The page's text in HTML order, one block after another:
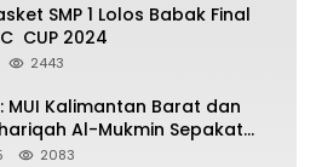
SMP 1 Lolos Babak Final
CUP 2024
2443
MUI Kalimantan Barat dan
Al-Mukmin Sepakat
2083